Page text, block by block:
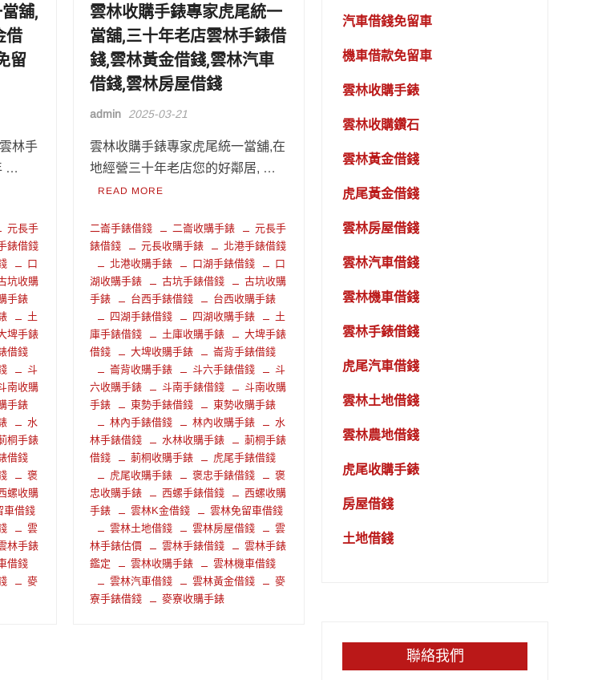
舖,
借
留
林手
…
元長手
錶借錢
口
坑收購
手錶
土
埤手錶
借錢
斗
南收購
手錶
水
桐手錶
借錢
褒
螺收購
車借錢
雲
林手錶
借錢
麥
雲林收購手錶專家虎尾統一
當舖,三十年老店雲林手錶借
錢,雲林黃金借錢,雲林汽車
借錢,雲林房屋借錢
admin 2025-03-21
雲林收購手錶專家虎尾統一當舖,在
地經營三十年老店您的好鄰居, …
READ MORE
二崙手錶借錢 二崙收購手錶
元長手
錶借錢
元長收購手錶
北港手錶借錢
北港收購手錶
口湖手錶借錢
口
湖收購手錶
古坑手錶借錢
古坑收購
手錶
台西手錶借錢
台西收購手錶
四湖手錶借錢
四湖收購手錶
土
庫手錶借錢
土庫收購手錶
大埤手錶
借錢
大埤收購手錶
崙背手錶借錢
崙背收購手錶
斗六手錶借錢
斗
六收購手錶
斗南手錶借錢
斗南收購
手錶
東勢手錶借錢
東勢收購手錶
林內手錶借錢
林內收購手錶
水
林手錶借錢
水林收購手錶
莿桐手錶
借錢
莿桐收購手錶
虎尾手錶借錢
虎尾收購手錶
褒忠手錶借錢
褒
忠收購手錶
西螺手錶借錢
西螺收購
手錶
雲林K金借錢
雲林免留車借錢
雲林土地借錢
雲林房屋借錢
雲
林手錶估價
雲林手錶借錢
雲林手錶
鑑定
雲林收購手錶
雲林機車借錢
雲林汽車借錢
雲林黃金借錢
麥
寮手錶借錢
麥寮收購手錶
汽車借錢免留車
機車借款免留車
雲林收購手錶
雲林收購鑽石
雲林黃金借錢
虎尾黃金借錢
雲林房屋借錢
雲林汽車借錢
雲林機車借錢
雲林手錶借錢
虎尾汽車借錢
雲林土地借錢
雲林農地借錢
虎尾收購手錶
房屋借錢
土地借錢
聯絡我們